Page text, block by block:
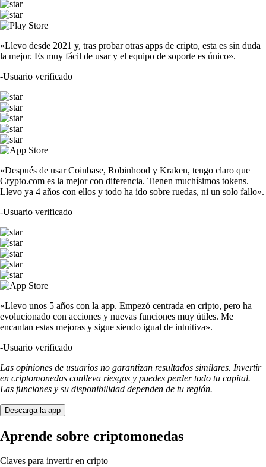
«Llevo desde 2021 y, tras probar otras apps de cripto, esta es sin duda
la mejor. Es muy fácil de usar y el equipo de soporte es único».
-Usuario verificado
«Después de usar Coinbase, Robinhood y Kraken, tengo claro que
Crypto.com es la mejor con diferencia. Tienen muchísimos tokens.
Llevo ya 4 años con ellos y todo ha ido sobre ruedas, ni un solo fallo».
-Usuario verificado
«Llevo unos 5 años con la app. Empezó centrada en cripto, pero ha
evolucionado con acciones y nuevas funciones muy útiles. Me
encantan estas mejoras y sigue siendo igual de intuitiva».
-Usuario verificado
Las opiniones de usuarios no garantizan resultados similares. Invertir
en criptomonedas conlleva riesgos y puedes perder todo tu capital.
Las funciones y su disponibilidad dependen de tu región.
Descarga la app
Aprende sobre criptomonedas
Claves para invertir en cripto